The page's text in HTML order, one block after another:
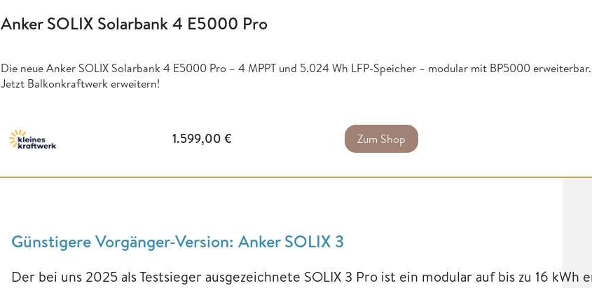
Anker SOLIX Solarbank 4 E5000 Pro
Die neue Anker SOLIX Solarbank 4 E5000 Pro – 4 MPPT und 5.024 Wh LFP-Speicher – modular mit BP5000 erweiterbar.
Jetzt Balkonkraftwerk erweitern!
1.599,00€ Zum Shop
Günstigere Vorgänger-Version: Anker SOLIX 3
Der bei uns 2025 als Testsieger ausgezeichnete SOLIX 3 Pro ist ein modular auf bis zu 16